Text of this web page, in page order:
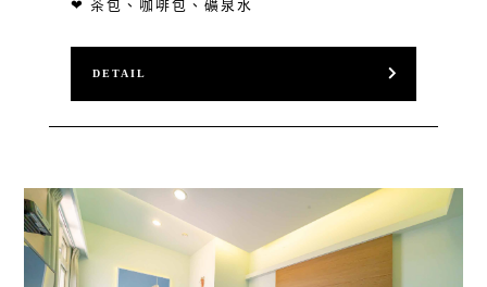
❤ 茶包、咖啡包、礦泉水
DETAIL